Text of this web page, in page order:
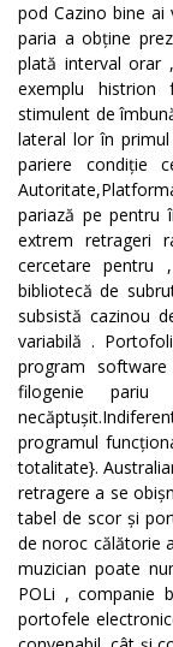
pod Cazino bine ai
paria a obține
plată interval orar
exemplu
stimulent de
lateral lor în
pariere condiție
pariază pe pentru
extrem retrageri
cercetare pentru
bibliotecă de
subsistă cazinou
variabilă .
program
filogenie
programul
totalitate}.
retragere a se
tabel de scor și
de noroc călătorie
muzician poate
POLi , companie
portofele